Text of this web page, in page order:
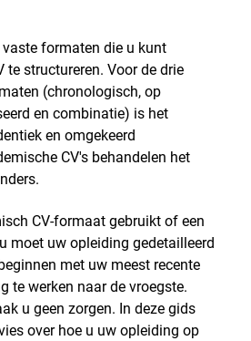
formaten die u kunt
te structureren. Voor de drie
(chronologisch, op
en combinatie) is het
en omgekeerd
CV's behandelen het
CV-formaat gebruikt of een
moet uw opleiding gedetailleerd
met uw meest recente
te werken naar de vroegste.
u geen zorgen. In deze gids
over hoe u uw opleiding op